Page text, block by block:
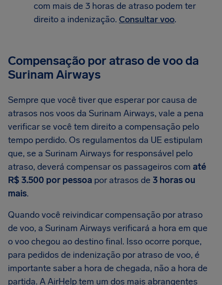
com mais de 3 horas de atraso podem ter
direito a indenização. Consultar voo.
Compensação por atraso de voo da
Surinam Airways
Sempre que você tiver que esperar por causa de
atrasos nos voos da Surinam Airways, vale a pena
verificar se você tem direito a compensação pelo
tempo perdido. Os regulamentos da UE estipulam
que, se a Surinam Airways for responsável pelo
atraso, deverá compensar os passageiros com até
R$ 3.500 por pessoa por atrasos de 3 horas ou
mais.
Quando você reivindicar compensação por atraso
de voo, a Surinam Airways verificará a hora em que
o voo chegou ao destino final. Isso ocorre porque,
para pedidos de indenização por atraso de voo, é
importante saber a hora de chegada, não a hora de
partida. A AirHelp tem um dos mais abrangentes